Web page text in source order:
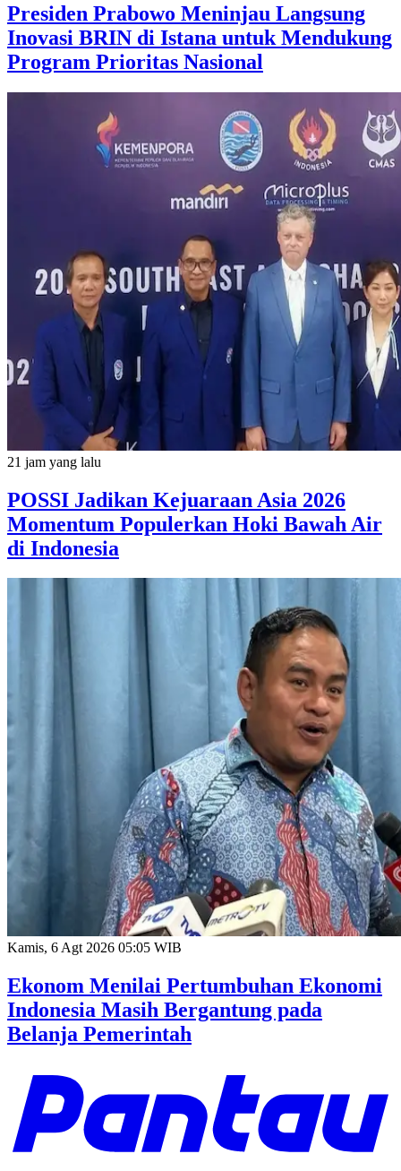
Presiden Prabowo Meninjau Langsung
Inovasi BRIN di Istana untuk Mendukung
Program Prioritas Nasional
21 jam yang lalu
POSSI Jadikan Kejuaraan Asia 2026
Momentum Populerkan Hoki Bawah Air
di Indonesia
Kamis, 6 Agt 2026 05:05 WIB
Ekonom Menilai Pertumbuhan Ekonomi
Indonesia Masih Bergantung pada
Belanja Pemerintah